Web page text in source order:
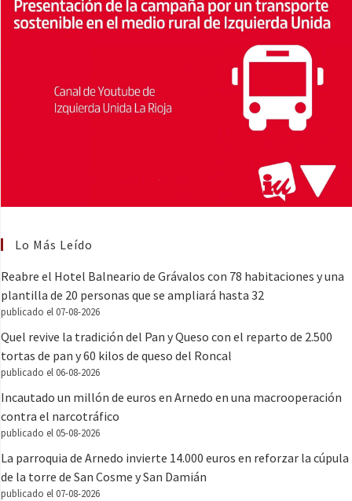
Lo Más Leído
Reabre el Hotel Balneario de Grávalos con 78 habitaciones y una
plantilla de 20 personas que se ampliará hasta 32
publicado el 07-08-2026
Quel revive la tradición del Pan y Queso con el reparto de 2.500
tortas de pan y 60 kilos de queso del Roncal
publicado el 06-08-2026
Incautado un millón de euros en Arnedo en una macrooperación
contra el narcotráfico
publicado el 05-08-2026
La parroquia de Arnedo invierte 14.000 euros en reforzar la cúpula
de la torre de San Cosme y San Damián
publicado el 07-08-2026